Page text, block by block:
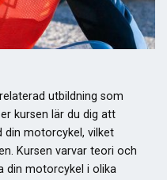
utbildning som
kursen lär du dig att
din motorcykel, vilket
Kursen varvar teori och
din motorcykel i olika